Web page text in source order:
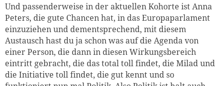
Und passenderweise in der aktuellen Kohorte ist Anna
Peters, die gute Chancen hat, in das Europaparlament
einzuziehen und dementsprechend, mit diesem
Austausch hast du ja schon was auf die Agenda von
einer Person, die dann in diesen Wirkungsbereich
eintritt gebracht, die das total toll findet, die Milad und
die Initiative toll findet, die gut kennt und so